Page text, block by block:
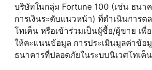
บริษัทในกลุ่ม Fortune 100 (เช่น ธนา
การเงินระดับแนวหน้า) ที่ดำเนินการต
โทเค็น หรือเข้าร่วมเป็นผู้ซื้อ/ผู้ขาย เพื่
ให้คะแนนข้อมูล การประเมินมูลค่าข้อ
ธนาคารที่ปลอดภัยในระบบนิเวศโทเค็น